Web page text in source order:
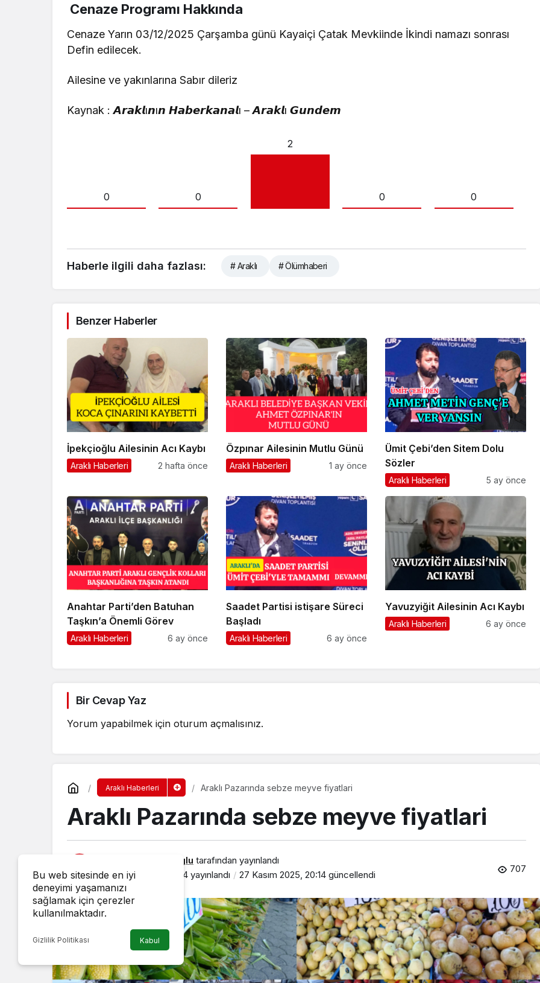
Cenaze Programı Hakkında
Cenaze Yarın 03/12/2025 Çarşamba günü Kayaiçi Çatak Mevkiinde İkindi namazı sonrası
Defin edilecek.
Ailesine ve yakınlarına Sabır dileriz
Kaynak : 𝘼𝙧𝙖𝙠𝙡ı𝙣ı𝙣 𝙃𝙖𝙗𝙚𝙧𝙠𝙖𝙣𝙖𝙡ı – 𝘼𝙧𝙖𝙠𝙡ı 𝙂𝙪𝙣𝙙𝙚𝙢
0 0
2
0 0
Haberle ilgili daha fazlası: # Araklı # Ölümhaberi
Benzer Haberler
İpekçioğlu Ailesinin Acı Kaybı
Araklı Haberleri 2 hafta önce
Özpınar Ailesinin Mutlu Günü
Araklı Haberleri 1 ay önce
Ümit Çebi’den Sitem Dolu
Sözler
Araklı Haberleri 5 ay önce
Anahtar Parti’den Batuhan
Taşkın’a Önemli Görev
Araklı Haberleri 6 ay önce
Saadet Partisi istişare Süreci
Başladı
Araklı Haberleri 6 ay önce
Yavuzyiğit Ailesinin Acı Kaybı
Araklı Haberleri 6 ay önce
Bir Cevap Yaz
Yorum yapabilmek için oturum açmalısınız.
Araklı Haberleri Araklı Pazarında sebze meyve fiyatlari
Araklı Pazarında sebze meyve fiyatlari
Erkan Demirturkoglu tarafından yayınlandı
27 Kasım 2025, 20:14 yayınlandı 27 Kasım 2025, 20:14 güncellendi 707
Bu web sitesinde en iyi
deneyimi yaşamanızı
sağlamak için çerezler
kullanılmaktadır.
Gizlilik Politikası Kabul